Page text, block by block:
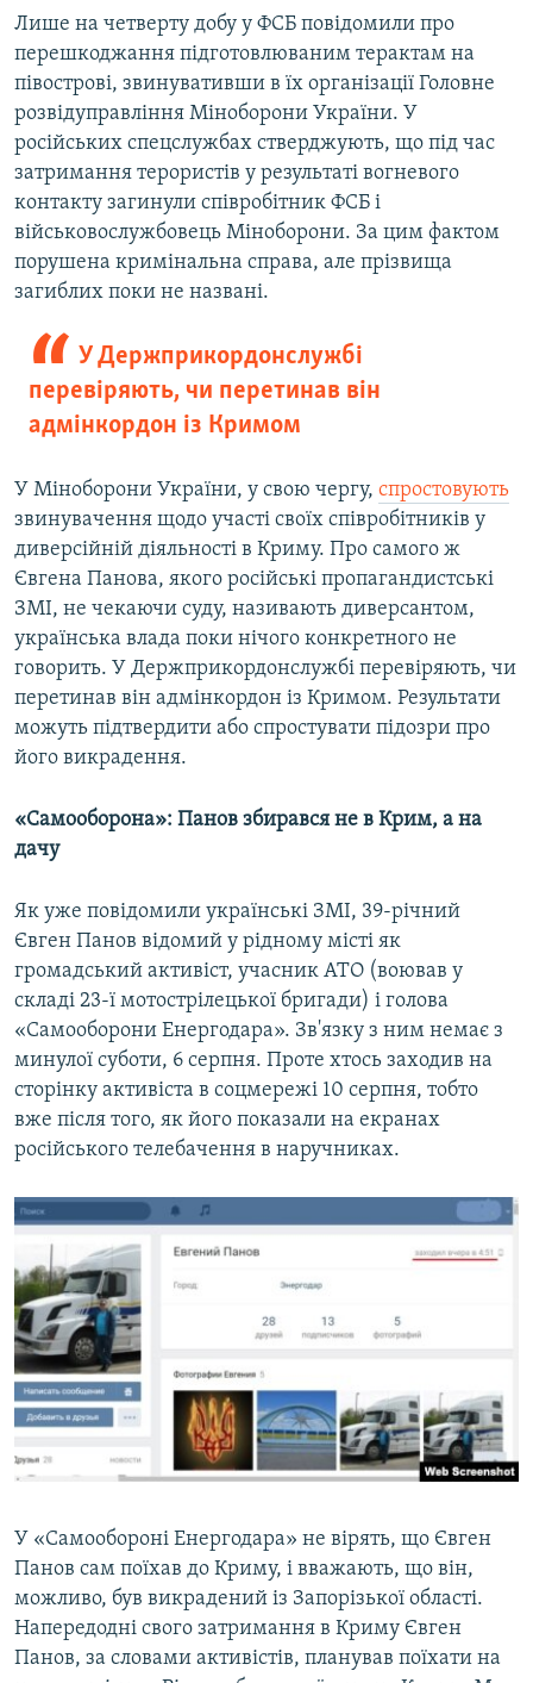
Лише на четверту добу у ФСБ повідомили про
перешкоджання підготовлюваним терактам на
півострові, звинувативши в їх організації Головне
розвідуправління Міноборони України. У
російських спецслужбах стверджують, що під час
затримання терористів у результаті вогневого
контакту загинули співробітник ФСБ і
військовослужбовець Міноборони. За цим фактом
порушена кримінальна справа, але прізвища
загиблих поки не названі.
У Держприкордонслужбі
перевіряють, чи перетинав він
адмінкордон із Кримом
У Міноборони України, у свою чергу, спростовують
звинувачення щодо участі своїх співробітників у
диверсійній діяльності в Криму. Про самого ж
Євгена Панова, якого російські пропагандистські
ЗМІ, не чекаючи суду, називають диверсантом,
українська влада поки нічого конкретного не
говорить. У Держприкордонслужбі перевіряють, чи
перетинав він адмінкордон із Кримом. Результати
можуть підтвердити або спростувати підозри про
його викрадення.
«Самооборона»: Панов збирався не в Крим, а на
дачу
Як уже повідомили українські ЗМІ, 39-річний
Євген Панов відомий у рідному місті як
громадський активіст, учасник АТО (воював у
складі 23-ї мотострілецької бригади) і голова
«Самооборони Енергодара». Зв'язку з ним немає з
минулої суботи, 6 серпня. Проте хтось заходив на
сторінку активіста в соцмережі 10 серпня, тобто
вже після того, як його показали на екранах
російського телебачення в наручниках.
У «Самообороні Енергодара» не вірять, що Євген
Панов сам поїхав до Криму, і вважають, що він,
можливо, був викрадений із Запорізької області.
Напередодні свого затримання в Криму Євген
Панов, за словами активістів, планував поїхати на